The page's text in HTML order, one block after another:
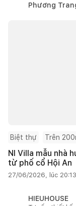
Phương
Biệt thự Trên
NI Villa mẫu nhà
từ phố cổ Hội An
27/06/2026, lúc 20:13
HIEUHOUSE